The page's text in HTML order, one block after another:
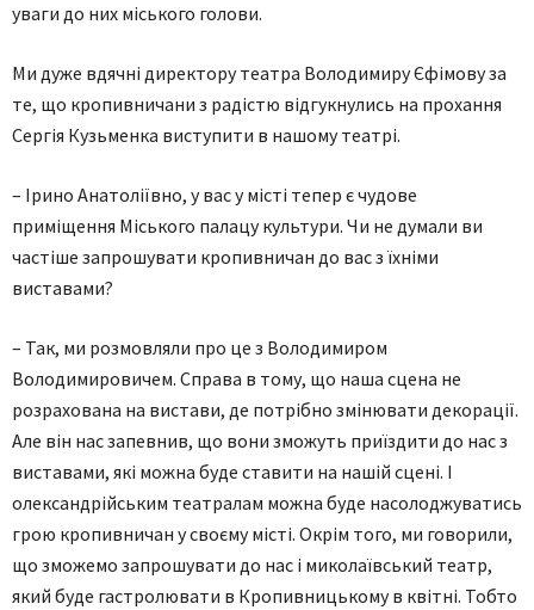
уваги до них міського голови.
Ми дуже вдячні директору театра Володимиру Єфімову за
те, що кропивничани з радістю відгукнулись на прохання
Сергія Кузьменка виступити в нашому театрі.
– Ірино Анатоліївно, у вас у місті тепер є чудове
приміщення Міського палацу культури. Чи не думали ви
частіше запрошувати кропивничан до вас з їхніми
виставами?
– Так, ми розмовляли про це з Володимиром
Володимировичем. Справа в тому, що наша сцена не
розрахована на вистави, де потрібно змінювати декорації.
Але він нас запевнив, що вони зможуть приїздити до нас з
виставами, які можна буде ставити на нашій сцені. І
олександрійським театралам можна буде насолоджуватись
грою кропивничан у своєму місті. Окрім того, ми говорили,
що зможемо запрошувати до нас і миколаївський театр,
який буде гастролювати в Кропивницькому в квітні. Тобто